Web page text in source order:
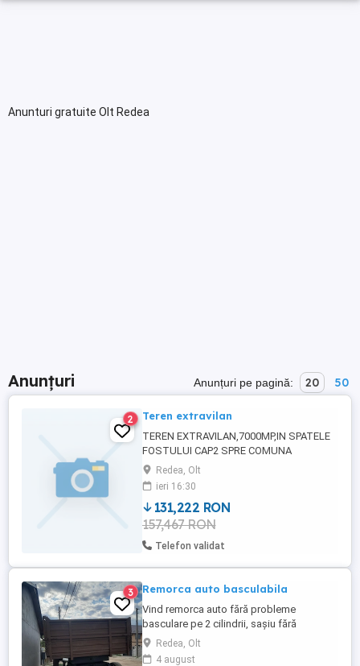
Anunturi gratuite Olt Redea
Anunțuri Anunțuri pe pagină: 20 50
2 Teren extravilan
TEREN EXTRAVILAN,7000MP,IN SPATELE
FOSTULUI CAP2 SPRE COMUNA
ROTUNDA.
Redea, Olt
ieri 16:30
131,222 RON
157,467 RON
Telefon validat
3 Remorca auto basculabila
Vind remorca auto fără probleme
basculare pe 2 cilindrii, sașiu fără
suduri,obloane bune mai multe detalii la
telefon
Redea, Olt
4 august